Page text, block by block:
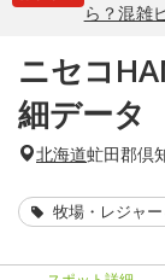
ら？混雑
ニセコ
細データ
北海道虻田郡倶
牧場・レジャ